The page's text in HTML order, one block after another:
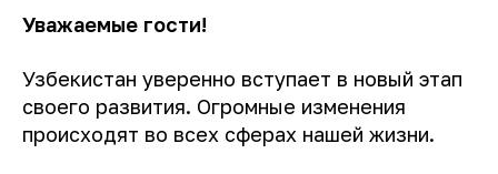
Уважаемые гости!
Узбекистан уверенно вступает в новый этап
своего развития. Огромные изменения
происходят во всех сферах нашей жизни.